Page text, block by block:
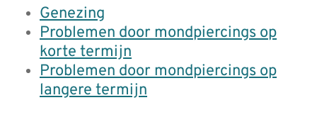
Genezing
Problemen door mondpiercings op
korte termijn
Problemen door mondpiercings op
langere termijn